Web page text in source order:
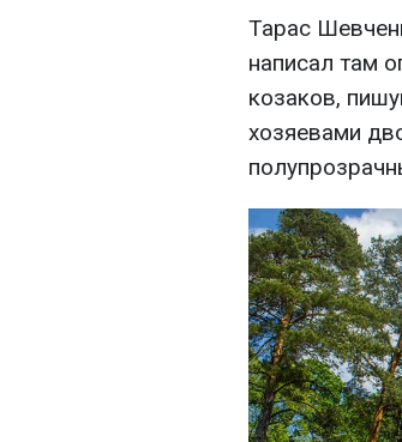
Тарас
написал там
козаков,
хозяевами